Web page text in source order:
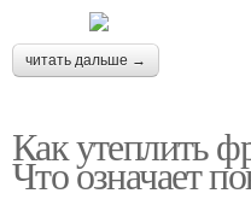
читать дальше →
Как утеплить
Что означает